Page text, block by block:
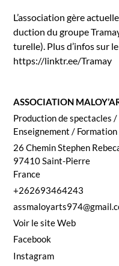
ASSOCIATION
Pro­duc­tion de spec­ta­cles
Enseigne­ment / For­ma­tion
26 Chemin Stephen
97410Saint-Pierre
France
+262693464243
Voir le site Web
Face­book
Insta­gram
L’as­so­ci­a­tion gère
duc­tion du groupe
turelle). Plus d’in­fos sur
https://linktr.ee/Tramay